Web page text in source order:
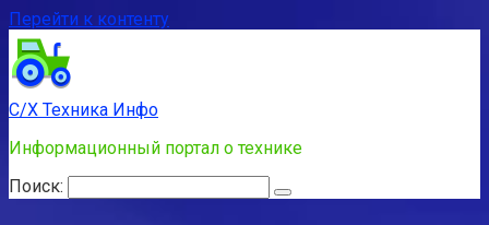
Перейти к контенту
С/Х Техника Инфо
Информационный портал о технике
Поиск: